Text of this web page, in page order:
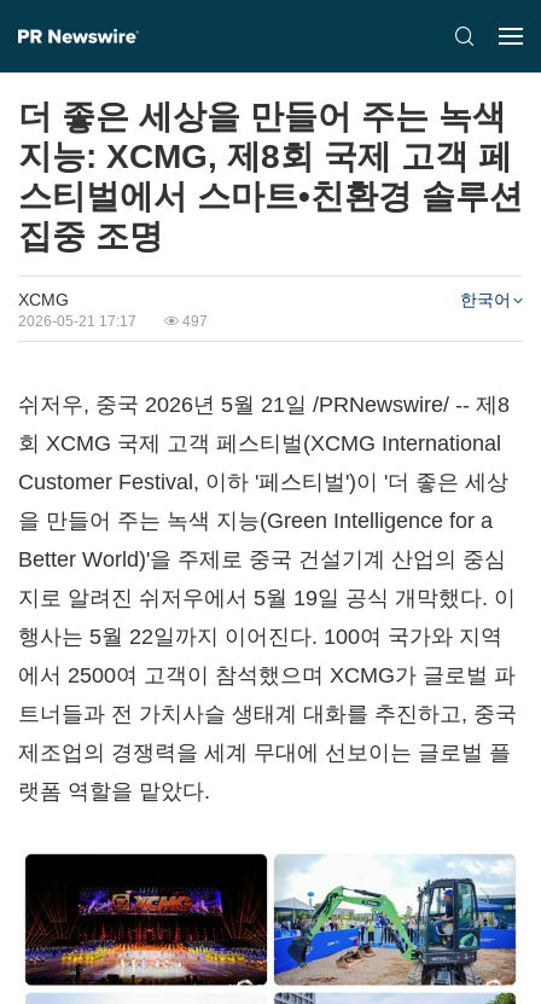
더 좋은 세상을 만들어 주는 녹색
지능: XCMG, 제8회 국제 고객 페
스티벌에서 스마트•친환경 솔루션
집중 조명
XCMG
2026-05-21 17:17 497
한국어
쉬저우, 중국 2026년 5월 21일 /PRNewswire/ -- 제8
회 XCMG 국제 고객 페스티벌(XCMG International
Customer Festival, 이하 '페스티벌')이 '더 좋은 세상
을 만들어 주는 녹색 지능(Green Intelligence for a
Better World)'을 주제로 중국 건설기계 산업의 중심
지로 알려진 쉬저우에서 5월 19일 공식 개막했다. 이
행사는 5월 22일까지 이어진다. 100여 국가와 지역
에서 2500여 고객이 참석했으며 XCMG가 글로벌 파
트너들과 전 가치사슬 생태계 대화를 추진하고, 중국
제조업의 경쟁력을 세계 무대에 선보이는 글로벌 플
랫폼 역할을 맡았다.